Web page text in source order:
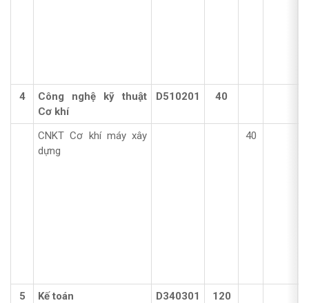
4
Công nghệ kỹ thuật
Cơ khí
D510201 40
CNKT Cơ khí máy xây
dựng
40
5 Kế toán D340301
120